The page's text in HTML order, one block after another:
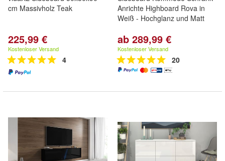
cm Massivholz Teak
225,99 €
Kostenloser Versand
4
Anrichte Highboard Rova in
Weiß - Hochglanz und Matt
ab 289,99 €
Kostenloser Versand
20